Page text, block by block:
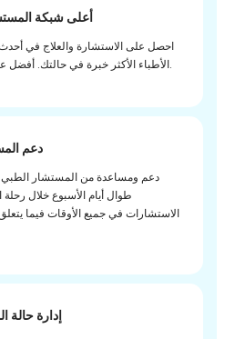
أعلى شبكة
احصل على الاستشارة والعلاج في
الأطباء الأكثر خبرة في حالتك. أفضل علاج بتكلفة معقولة.
دعم
دعم ومساعدة من المستشار الطبي
طوال أيام الأسبوع خلال
الاستشارات في جميع الأوقات فيما يتعلق
إدارة حالة